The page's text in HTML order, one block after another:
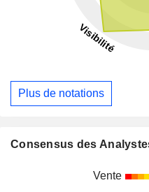
Plus de notations
Consensus des
Vente